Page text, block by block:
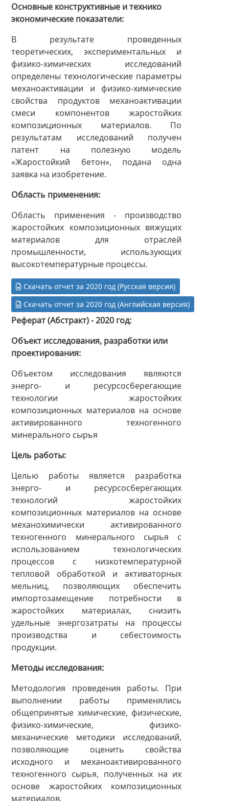
Основные конструктивные и технико
экономические показатели
В результате проведенных
теоретических, экспериментальных и
физико-химических исследований
определены технологические параметры
механоактивации и физико-химические
свойства продуктов механоактивации
смеси компонентов жаростойких
композиционных материалов. По
результатам исследований получен
патент на полезную модель
«Жаростойкий бетон», подана одна
заявка на изобретение.
Область применения
Область применения - производство
жаростойких композиционных вяжущих
материалов для отраслей
промышленности, использующих
высокотемпературные процессы.
Скачать отчет за 2020 год (Русская версия)
Скачать отчет за 2020 год (Английская версия)
Реферат (Абстракт) - 2020 год
Объект исследования, разработки или
проектирования
Объектом исследования являются
энерго- и ресурсосберегающие
технологии жаростойких
композиционных материалов на основе
активированного техногенного
минерального сырья
Цель работы
Целью работы является разработка
энерго- и ресурсосберегающих
технологий жаростойких
композиционных материалов на основе
механохимически активированного
техногенного минерального сырья с
использованием технологических
процессов с низкотемпературной
тепловой обработкой и активаторных
мельниц, позволяющих обеспечить
импортозамещение потребности в
жаростойких материалах, снизить
удельные энергозатраты на процессы
производства и себестоимость
продукции.
Методы исследования
Методология проведения работы. При
выполнении работы применялись
общепринятые химические, физические,
физико-химические, физико-
механические методики исследований,
позволяющие оценить свойства
исходного и механоактивированного
техногенного сырья, полученных на их
основе жаростойких композиционных
материалов.